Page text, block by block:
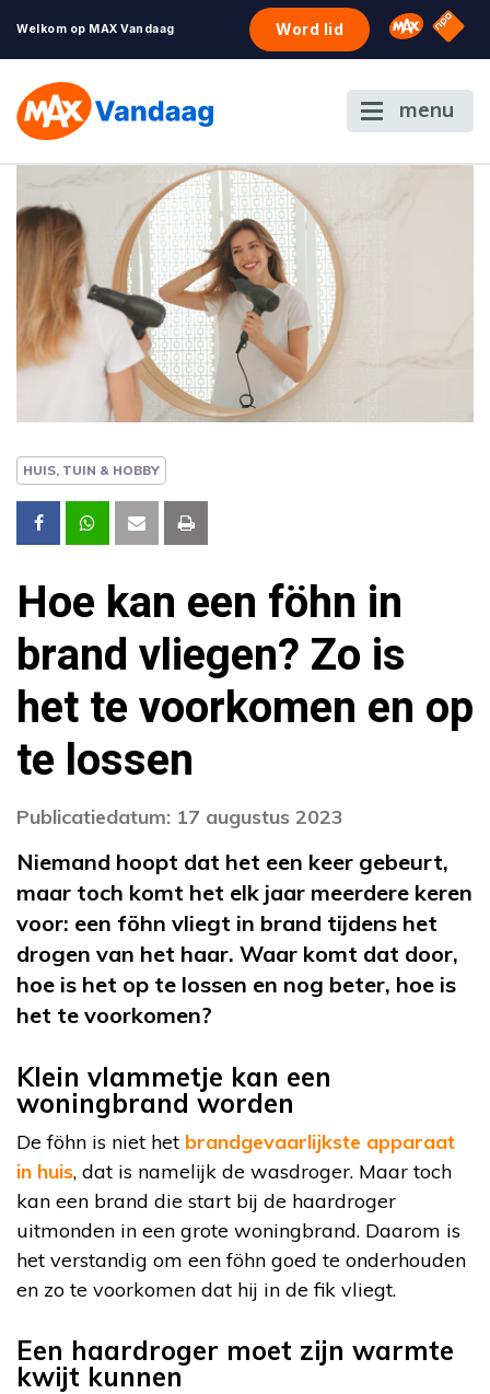
Welkom op MAX Vandaag Word lid Omroep
NPO
menu
HUIS, TUIN & HOBBY
Hoe kan een föhn in
brand vliegen? Zo is
het te voorkomen en op
te lossen
Publicatiedatum: 17 augustus 2023
Niemand hoopt dat het een keer gebeurt,
maar toch komt het elk jaar meerdere keren
voor: een föhn vliegt in brand tijdens het
drogen van het haar. Waar komt dat door,
hoe is het op te lossen en nog beter, hoe is
het te voorkomen?
Klein vlammetje kan een
woningbrand worden
De föhn is niet het brandgevaarlijkste apparaat
in huis, dat is namelijk de wasdroger. Maar toch
kan een brand die start bij de haardroger
uitmonden in een grote woningbrand. Daarom is
het verstandig om een föhn goed te onderhouden
en zo te voorkomen dat hij in de fik vliegt.
Een haardroger moet zijn warmte
kwijt kunnen